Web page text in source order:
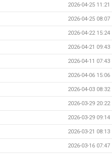
2026-04-25 11:21
2026-04-25 08:07
2026-04-22 15:24
2026-04-21 09:43
2026-04-11 07:43
2026-04-06 15:06
2026-04-03 08:32
2026-03-29 20:22
2026-03-29 09:14
2026-03-21 08:13
2026-03-16 07:47